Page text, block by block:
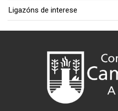
Ligazóns de interese